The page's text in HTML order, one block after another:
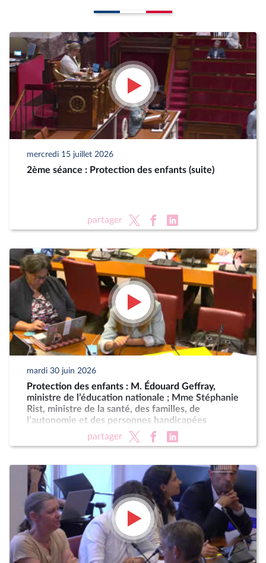
mercredi 15 juillet 2026
2ème séance : Protection des enfants (suite)
partager
mardi 30 juin 2026
Protection des enfants : M. Édouard Geffray,
ministre de l’éducation nationale ; Mme Stéphanie
Rist, ministre de la santé, des familles, de
l’autonomie et des personnes handicapées
partager